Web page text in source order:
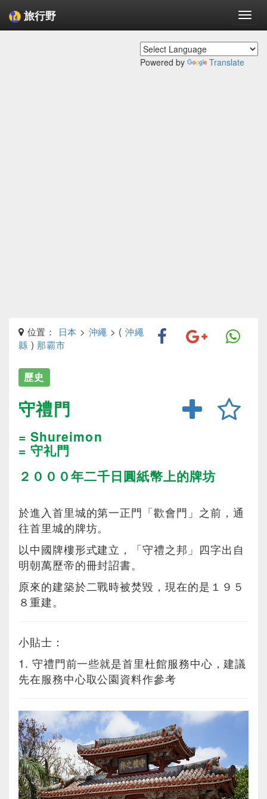
旅行野
Powered by Translate
位置： 日本 > 沖繩 > ( 沖繩
縣 )那霸市
歷史
守禮門
= Shureimon
= 守礼門
２０００年二千日圓紙幣上的牌坊
於進入首里城的第一正門「歡會門」之前，通
往首里城的牌坊。
以中國牌樓形式建立，「守禮之邦」四字出自
明朝萬歷帝的冊封詔書。
原來的建築於二戰時被焚毀，現在的是１９５
８重建。
小貼士：
1. 守禮門前一些就是首里杜館服務中心，建議
先在服務中心取公園資料作參考